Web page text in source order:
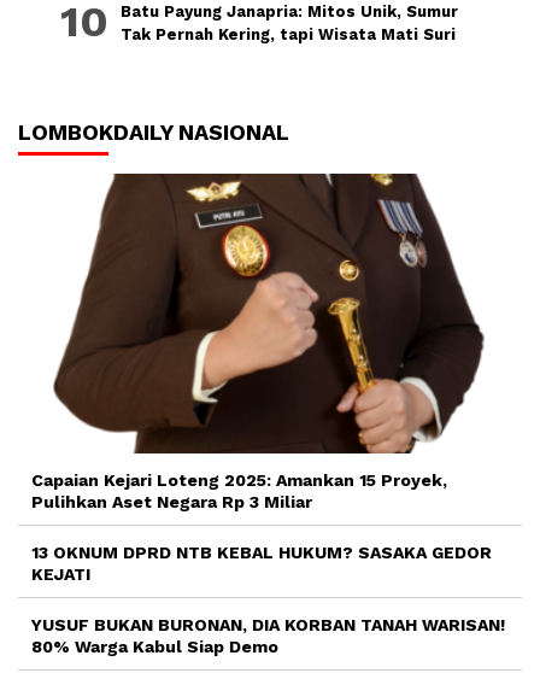
Batu Payung Janapria: Mitos Unik, Sumur
Tak Pernah Kering, tapi Wisata Mati Suri
LOMBOKDAILY NASIONAL
Capaian Kejari Loteng 2025: Amankan 15 Proyek,
Pulihkan Aset Negara Rp 3 Miliar
13 OKNUM DPRD NTB KEBAL HUKUM? SASAKA GEDOR
KEJATI
YUSUF BUKAN BURONAN, DIA KORBAN TANAH WARISAN!
80% Warga Kabul Siap Demo